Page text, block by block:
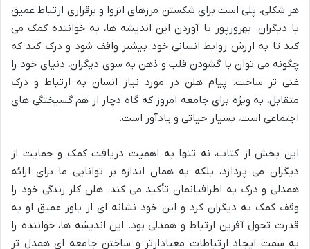
هر شکلی، پلی است برای شکستن مرزهای انزوا و برقراری ارتباط عمیق
با دیگران. بهروزپور با آوردن این اندیشه ها، به خواننده کمک می
کند تا به ارزش روابط انسانی خود بیشتر واقف شود و درک کند که
چگونه می توان با گشودن قلب و ذهن به سوی دیگران، دنیای خود را
غنی تر ساخت. پیام هلن در مورد نیاز انسان به ارتباط و درک
متقابل، به ویژه برای جامعه امروز که گاه دچار از هم گسیختگی های
اجتماعی است، بسیار حیاتی و یادآور است.
این بخش از کتاب، نه تنها به اهمیت دریافت کمک و حمایت از
دیگران می پردازد، بلکه به همان اندازه بر توانایی ما برای ارائه
همدلی و درک به اطرافیانمان تأکید می کند. هلن کلر زندگی خود را
وقف کمک به دیگران کرد و این خود نشانه ای از باور عمیق او به
قدرت تحول آفرین ارتباط و همدلی بود. این اندیشه ها، خواننده را
به سمت ایجاد ارتباطات معنادارتر و ساختن جامعه ای همدل تر